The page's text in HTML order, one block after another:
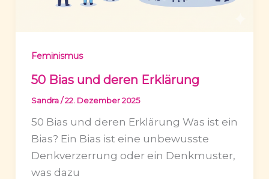
Feminismus
50 Bias und deren Erklärung
Sandra/22. Dezember 2025
50 Bias und deren Erklärung Was ist ein
Bias? Ein Bias ist eine unbewusste
Denkverzerrung oder ein Denkmuster,
was dazu